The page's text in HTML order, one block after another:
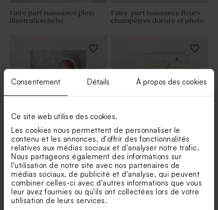
Consentement Détails À propos des cookies
Ce site web utilise des cookies.
Les cookies nous permettent de personnaliser le
contenu et les annonces, d'offrir des fonctionnalités
relatives aux médias sociaux et d'analyser notre trafic.
Nous partageons également des informations sur
l'utilisation de notre site avec nos partenaires de
médias sociaux, de publicité et d'analyse, qui peuvent
combiner celles-ci avec d'autres informations que vous
leur avez fournies ou qu'ils ont collectées lors de votre
utilisation de leurs services.
Faire part naissance plexi
illustration bébé
Faire-part naissance fleurs
champêtres dorure et photo
Faire part naissance carré
photo et dorure
Faire part naissance fleurs
sauvages et dorure
1 2 3 4 5 6